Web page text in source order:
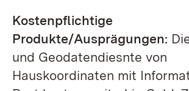
Kostenpflichtige
Produkte/Ausprägungen:
und Geodatendiesnte von
Hauskoordinaten mit